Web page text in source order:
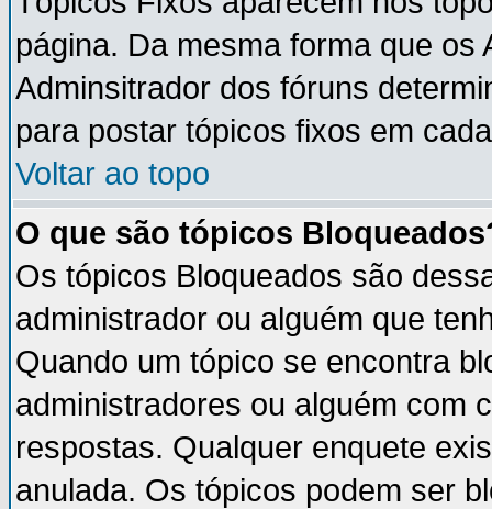
página. Da mesma forma que os
Adminsitrador dos fóruns
para postar tópicos fixos em
Voltar ao topo
O que são tópicos
Os tópicos Bloqueados são
administrador ou alguém que
Quando um tópico se encontra
administradores ou alguém com
respostas. Qualquer enquete
anulada. Os tópicos podem ser